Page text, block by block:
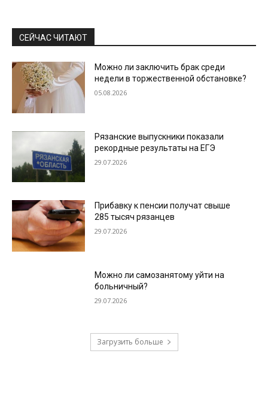
СЕЙЧАС ЧИТАЮТ
Можно ли заключить брак среди
недели в торжественной обстановке?
05.08.2026
Рязанские выпускники показали
рекордные результаты на ЕГЭ
29.07.2026
Прибавку к пенсии получат свыше
285 тысяч рязанцев
29.07.2026
Можно ли самозанятому уйти на
больничный?
29.07.2026
Загрузить больше